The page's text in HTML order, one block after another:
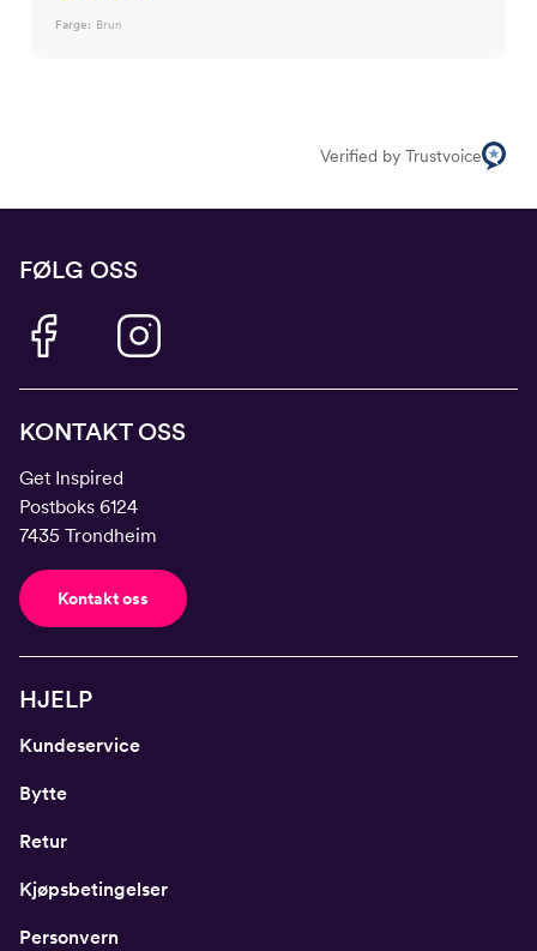
Farge: Brun
Verified by Trustvoice
FØLG OSS
KONTAKT OSS
Get Inspired
Postboks 6124
7435 Trondheim
Kontakt oss
HJELP
Kundeservice
Bytte
Retur
Kjøpsbetingelser
Personvern